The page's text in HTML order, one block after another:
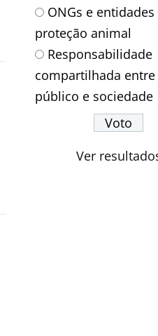
ONGs e entidades
proteção animal
Responsabilidade
compartilhada
público e sociedade
Ver